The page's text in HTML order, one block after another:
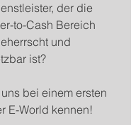
der die
to-Cash Bereich
und
ist?
bei einem ersten
E-World kennen!